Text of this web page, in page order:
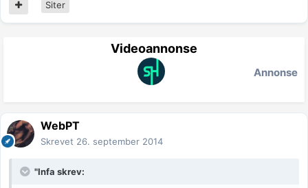
Siter
Videoannonse
Annonse
WebPT
Skrevet 26. september 2014
"Infa skrev: